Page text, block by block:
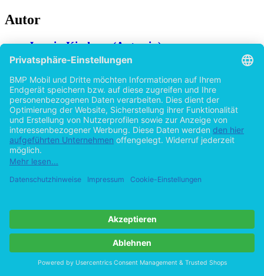
Autor
Jasmin Kirchner (Autor:in)
Jasmin Kirchner, geboren 1985, hat Medienkulturwissenschaft und
Medienrecht an der Universität zu Köln studiert. Ihr Schwerpunkt
lag dabei auf den Themen Genre-Theorie und speziell dem Genre
Horror.
Hilfe/FAQ
Impressum
Datenschutz
AGB
Vertrag widerrufen
Zur Desktop-Version
Zurück